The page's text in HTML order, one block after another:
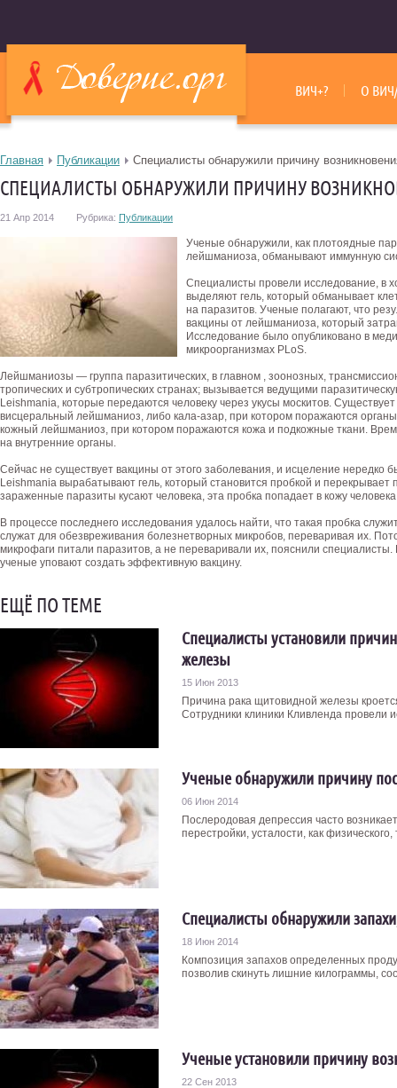
ВИЧ+? О
Главная Публикации Специалисты обнаружили причину
СПЕЦИАЛИСТЫ ОБНАРУЖИЛИ ПРИЧИНУ
21 Апр 2014 Рубрика: Публикации
Ученые обнаружили, как плотоядные
лейшманиоза, обманывают иммунную
Специалисты провели исследование, в
выделяют гель, который обманывает
на паразитов. Ученые полагают, что
вакцины от лейшманиоза, который
Исследование было опубликовано в
микроорганизмах PLoS.
Лейшманиозы — группа паразитических, в главном , зоонозных,
тропических и субтропических странах; вызывается ведущими
Leishmania, которые передаются человеку через укусы москитов.
висцеральный лейшманиоз, либо кала-азар, при котором поражаются
кожный лейшманиоз, при котором поражаются кожа и подкожные ткани.
на внутренние органы.
Сейчас не существует вакцины от этого заболевания, и исцеление
Leishmania вырабатывают гель, который становится пробкой и перекрывает
зараженные паразиты кусают человека, эта пробка попадает в кожу
В процессе последнего исследования удалось найти, что такая пробка
служат для обезвреживания болезнетворных микробов, переваривая их.
микрофаги питали паразитов, а не переваривали их, пояснили
ученые уповают создать эффективную вакцину.
ЕЩЁ ПО ТЕМЕ
Специалисты установили
железы
15 Июн 2013
Причина рака щитовидной железы
Сотрудники клиники Кливленда провели
Ученые обнаружили причину
06 Июн 2014
Послеродовая депрессия часто
перестройки, усталости, как физического,
Специалисты обнаружили
18 Июн 2014
Композиция запахов определенных
позволив скинуть лишние килограммы,
Ученые установили причину
22 Сен 2013